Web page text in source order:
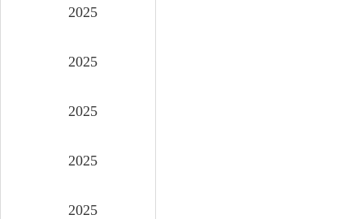
2025
2025
2025
2025
2025